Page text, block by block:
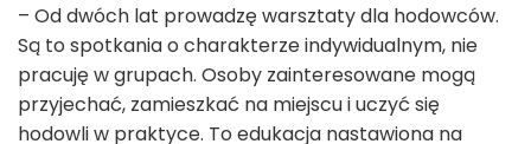
– Od dwóch lat prowadzę warsztaty dla hodowców.
Są to spotkania o charakterze indywidualnym, nie
pracuję w grupach. Osoby zainteresowane mogą
przyjechać, zamieszkać na miejscu i uczyć się
hodowli w praktyce. To edukacja nastawiona na